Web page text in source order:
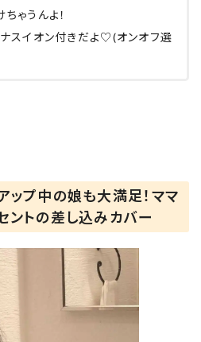
ゃうんよ！
スイオン付きだよ♡(オンオフ選
ップ中の娘も大満足！ママ
ントの差し込みカバー